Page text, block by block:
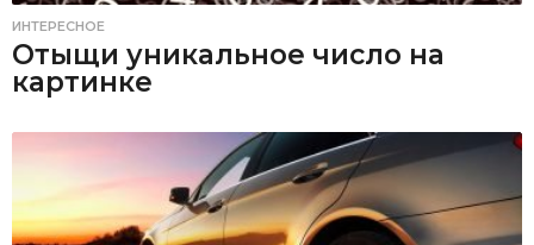
ИНТЕРЕСНОЕ
Отыщи уникальное число на
картинке